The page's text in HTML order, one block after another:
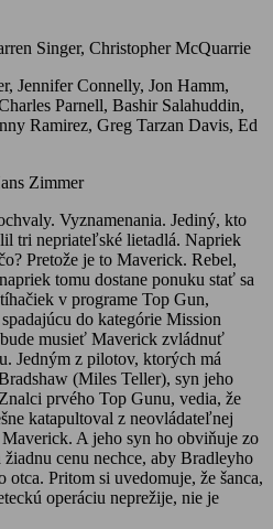
Singer, Christopher McQuarrie
Jennifer Connelly, Jon Hamm,
Parnell, Bashir Salahuddin,
Ramirez, Greg Tarzan Davis, Ed
Zimmer
Vyznamenania. Jediný, kto
tri nepriateľské lietadlá. Napriek
Pretože je to Maverick. Rebel,
tomu dostane ponuku stať sa
v programe Top Gun,
do kategórie Mission
musieť Maverick zvládnuť
Jedným z pilotov, ktorých má
(Miles Teller), syn jeho
prvého Top Gunu, vedia, že
katapultoval z neovládateľnej
A jeho syn ho obviňuje zo
cenu nechce, aby Bradleyho
Pritom si uvedomuje, že šanca,
operáciu neprežije, nie je